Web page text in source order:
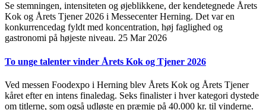
Se stemningen, intensiteten og øjeblikkene, der kendetegnede Årets
Kok og Årets Tjener 2026 i Messecenter Herning. Det var en
konkurrencedag fyldt med koncentration, høj faglighed og
gastronomi på højeste niveau. 25 Mar 2026
To unge talenter vinder Årets Kok og Tjener 2026
Ved messen Foodexpo i Herning blev Årets Kok og Årets Tjener
kåret efter en intens finaledag. Seks finalister i hver kategori dystede
om titlerne, som også udløste en præmie på 40.000 kr. til vinderne.